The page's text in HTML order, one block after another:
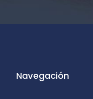
Navegación